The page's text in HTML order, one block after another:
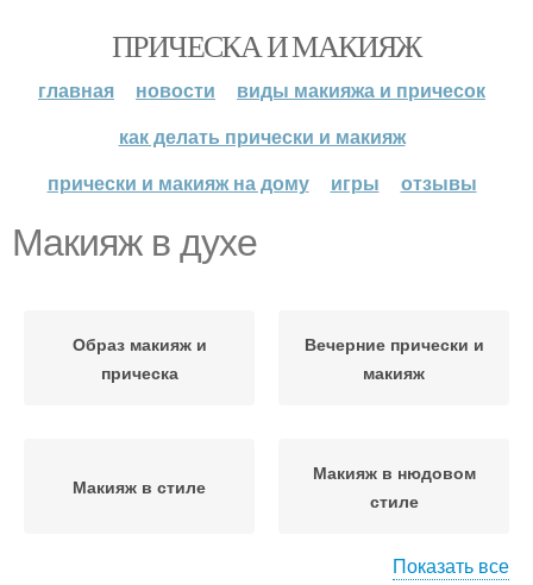
ПРИЧЕСКА И МАКИЯЖ
главная новости
виды макияжа и причесок
как делать прически и макияж
прически и макияж на дому
игры отзывы
Макияж в духе
Образ макияж и
прическа
Вечерние прически и
макияж
Макияж в стиле
Макияж в нюдовом
стиле
Показать все